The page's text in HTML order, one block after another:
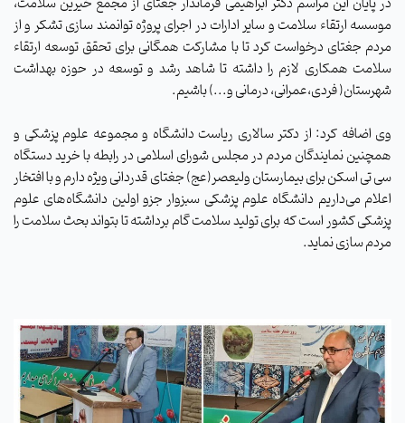
موسسه ارتقاء سلامت و سایر ادارات در اجرای پروژه توانمند سازی تشکر و از
مردم جغتای درخواست کرد تا با مشارکت همگانی برای تحقق توسعه ارتقاء
سلامت همکاری لازم را داشته تا شاهد رشد و توسعه در حوزه بهداشت
شهرستان( فردی،عمرانی، درمانی و...) باشیم.
وی اضافه کرد: از دکتر سالاری ریاست دانشگاه و مجموعه علوم پزشکی و
همچنین نمایندگان مردم در مجلس شورای اسلامی در رابطه با خرید دستگاه
سی تی اسکن برای بیمارستان ولیعصر(عج) جغتای قدردانی ویژه دارم و با افتخار
اعلام می‌داریم دانشگاه علوم پزشکی سبزوار جزو اولین دانشگاه‌های علوم
پزشکی کشور است که برای تولید سلامت گام برداشته تا بتواند بحث سلامت را
مردم ‌سازی نماید.